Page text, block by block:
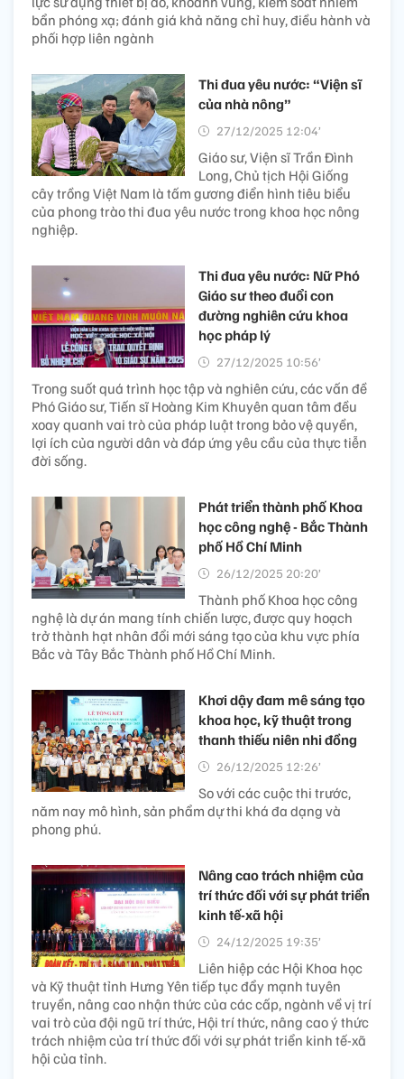
bẩn phóng xạ; đánh giá khả năng chỉ huy, điều hành và
phối hợp liên ngành
Thi đua yêu nước: “Viện sĩ
của nhà nông”
27/12/2025 12:04’
Giáo sư, Viện sĩ Trần Đình
Long, Chủ tịch Hội Giống
cây trồng Việt Nam là tấm gương điển hình tiêu biểu
của phong trào thi đua yêu nước trong khoa học nông
nghiệp.
Thi đua yêu nước: Nữ Phó
Giáo sư theo đuổi con
đường nghiên cứu​ khoa
học pháp lý
27/12/2025 10:56’
Trong suốt quá trình học tập và nghiên cứu, các vấn đề
Phó Giáo sư, Tiến sĩ Hoàng Kim Khuyên quan tâm đều
xoay quanh vai trò của pháp luật trong bảo vệ quyền,
lợi ích của người dân và đáp ứng yêu cầu của thực tiễn
đời sống.
Phát triển thành phố Khoa
học công nghệ - Bắc Thành
phố Hồ Chí Minh
26/12/2025 20:20’
Thành phố Khoa học công
nghệ là dự án mang tính chiến lược, được quy hoạch
trở thành hạt nhân đổi mới sáng tạo của khu vực phía
Bắc và Tây Bắc Thành phố Hồ Chí Minh.
Khơi dậy đam mê sáng tạo
khoa học, kỹ thuật trong
thanh thiếu niên nhi đồng
26/12/2025 12:26’
So với các cuộc thi trước,
năm nay mô hình, sản phẩm dự thi khá đa dạng và
phong phú.
Nâng cao trách nhiệm của
trí thức đối với sự phát triển
kinh tế-xã hội
24/12/2025 19:35’
Liên hiệp các Hội Khoa học
và Kỹ thuật tỉnh Hưng Yên tiếp tục đẩy mạnh tuyên
truyền, nâng cao nhận thức của các cấp, ngành về vị trí
vai trò của đội ngũ trí thức, Hội trí thức, nâng cao ý thức
trách nhiệm của trí thức đối với sự phát triển kinh tế-xã
hội của tỉnh.